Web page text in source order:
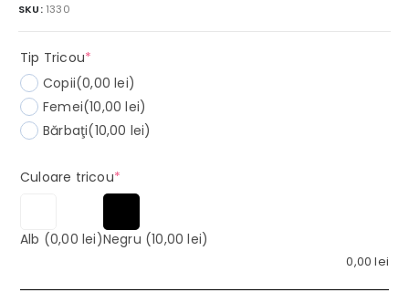
SKU: 1330
Tip Tricou*
Copii(0,00 lei)
Femei(10,00 lei)
Bărbaţi(10,00 lei)
Culoare tricou*(required)
Alb (0,00 lei)Negru (10,00 lei)
0,00lei